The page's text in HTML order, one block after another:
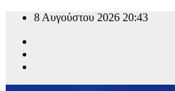
8 Αυγούστου 2026 20:43